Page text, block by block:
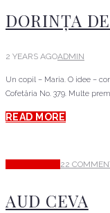
DORINȚA
2 YEARS AGOADMIN
Un copil – Maria. O idee –
Cofetăria No. 379. Multe
READ MORE
22
AUD CEVA